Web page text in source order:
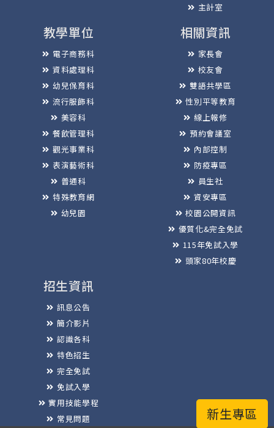
新生專區
主計室
教學單位
電子商務科
資料處理科
幼兒保育科
流行服飾科
美容科
餐飲管理科
觀光事業科
表演藝術科
普通科
特殊教育網
幼兒園
相關資訊
家長會
校友會
雙語共學區
性別平等教育
線上報修
預約會議室
內部控制
防疫專區
員生社
資安專區
校園公開資訊
優質化&完全免試
115年免試入學
頭家80年校慶
招生資訊
訊息公告
簡介影片
認識各科
特色招生
完全免試
免試入學
實用技能學程
常見問題